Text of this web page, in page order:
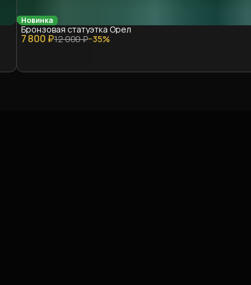
Новинка
7 800 ₽12 000 ₽−35%
Бронзовая статуэтка Орел